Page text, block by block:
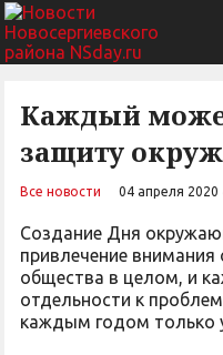
Каждый
защиту
Все новости 04 апреля 2020
Создание Дня
привлечение внимания
общества в целом, и
отдельности к
каждым годом только